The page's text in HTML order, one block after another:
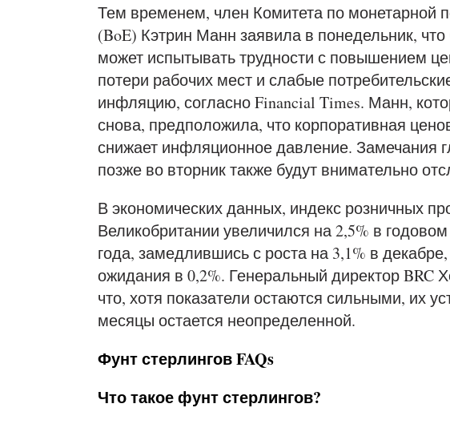
Тем временем, член Комитета по монетарной
(BoE) Кэтрин Манн заявила в понедельник,
может испытывать трудности с повышением
потери рабочих мест и слабые
инфляцию, согласно Financial Times. Манн,
снова, предположила, что корпоративная
снижает инфляционное давление. Замечания
позже во вторник также будут внимательно
В экономических данных, индекс розничных
Великобритании увеличился на 2,5% в
года, замедлившись с роста на 3,1% в
ожидания в 0,2%. Генеральный директор BRC
что, хотя показатели остаются сильными, их
месяцы остается неопределенной.
Фунт стерлингов FAQs
Что такое фунт стерлингов?